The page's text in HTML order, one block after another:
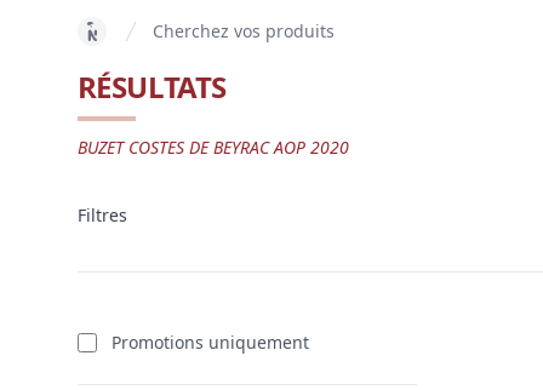
Cherchez vos produits
RÉSULTATS
BUZET COSTES DE BEYRAC AOP 2020
Filtres
Filtres
Promotions uniquement